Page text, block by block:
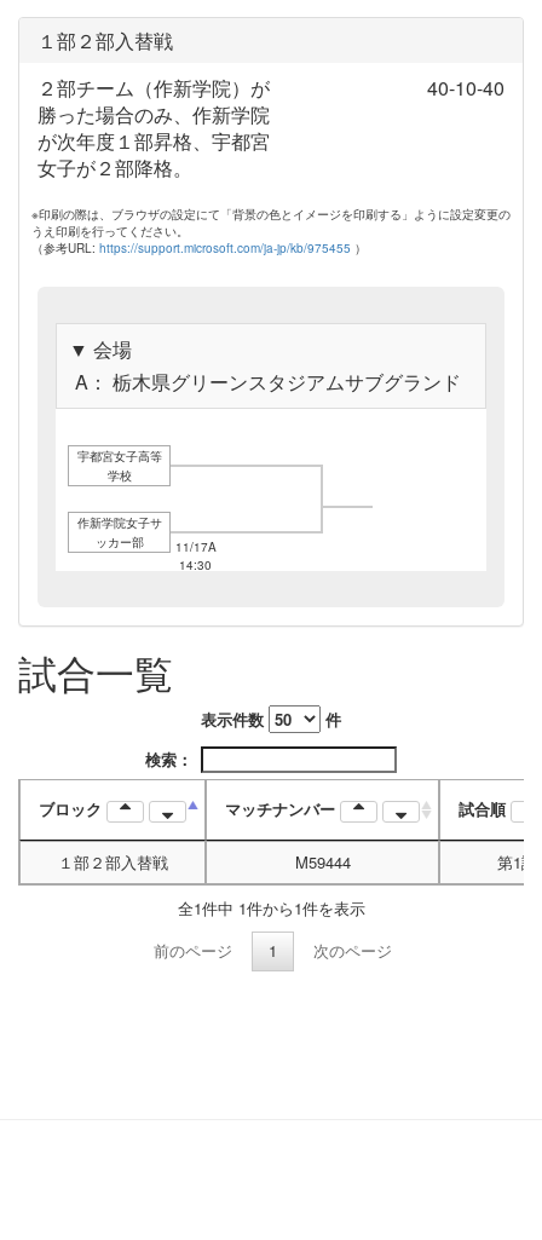
１部２部入替戦
２部チーム（作新学院）が
勝った場合のみ、作新学院
が次年度１部昇格、宇都宮
女子が２部降格。
40-10-40
※印刷の際は、ブラウザの設定にて「背景の色とイメージを印刷する」ように設定変更の
うえ印刷を行ってください。
（参考URL: https://support.microsoft.com/ja-jp/kb/975455 ）
▼ 会場
A： 栃木県グリーンスタジアムサブグランド
宇都宮女子高等
学校
11/17A
14:30
作新学院女子サ
ッカー部
試合一覧
表示件数
件
検索：
ブロック マッチナンバー 試合順
１部２部入替戦 M59444
第1試
全1件中 1件から1件を表示
前のページ
1 次のページ